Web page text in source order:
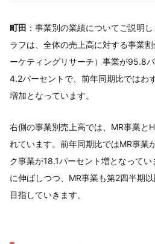
町田 ：事業別の業績についてご説明
ラフは、全体の売上高に対する事業
ーケティングリサーチ）事業が95.8
4.2パーセントで、前年同期比ではわ
増加となっています。
右側の事業別売上高では、MR事業と
れています。前年同期比ではMR事業
ク事業が18.1パーセント増となって
に伸ばしつつ、MR事業も第2四半期
目指していきます。